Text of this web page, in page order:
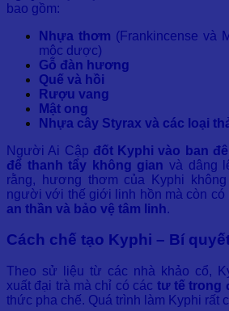
bao gồm:
Nhựa thơm (Frankincense và
mộc dược)
Gỗ đàn hương
Quế và hồi
Rượu vang
Mật ong
Nhựa cây Styrax và các loại
Người Ai Cập đốt Kyphi vào ban
để thanh tẩy không gian và dâng
rằng, hương thơm của Kyphi
người với thế giới linh hồn mà còn có
an thần và bảo vệ tâm linh.
Cách chế tạo Kyphi – Bí
Theo sử liệu từ các nhà khảo cổ,
xuất đại trà mà chỉ có các tư tế trong
thức pha chế. Quá trình làm Kyphi rất